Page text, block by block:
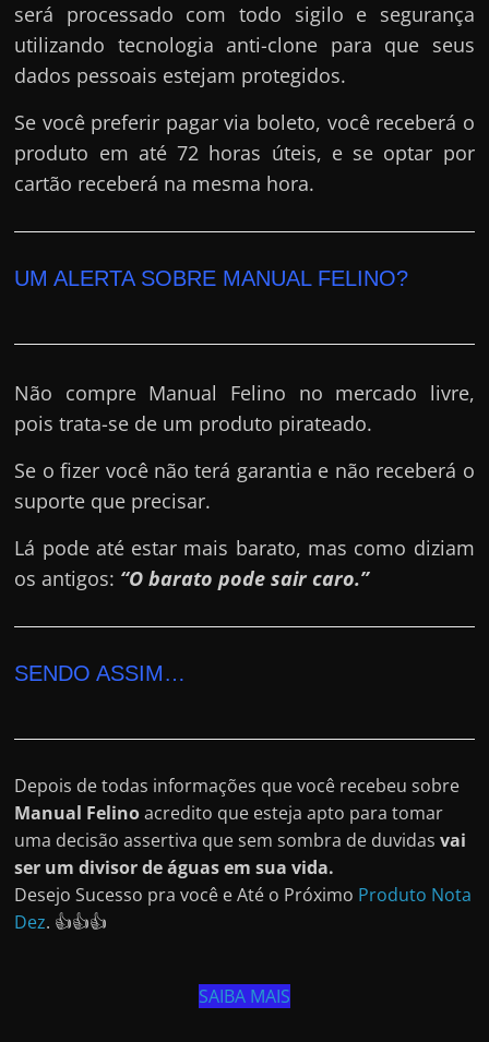
será processado com todo sigilo e segurança
utilizando tecnologia anti-clone para que seus
dados pessoais estejam protegidos.
Se você preferir pagar via boleto, você receberá o
produto em até 72 horas úteis, e se optar por
cartão receberá na mesma hora.
UM ALERTA SOBRE MANUAL FELINO?
Não compre Manual Felino no mercado livre,
pois trata-se de um produto pirateado.
Se o fizer você não terá garantia e não receberá o
suporte que precisar.
Lá pode até estar mais barato, mas como diziam
os antigos: “O barato pode sair caro.”
SENDO ASSIM…
Depois de todas informações que você recebeu sobre
Manual Felinoacredito que esteja apto para tomar
uma decisão assertiva que sem sombra de duvidasvai
ser um divisor de águas em sua vida.
Desejo Sucesso pra você e Até o Próximo Produto Nota
Dez. 👍👍👍
SAIBA MAIS